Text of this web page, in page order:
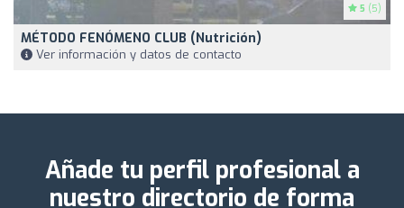
5 (5)
MÉTODO FENÓMENO CLUB (Nutrición)
Ver información y datos de contacto
Añade tu perfil profesional a
nuestro directorio de forma